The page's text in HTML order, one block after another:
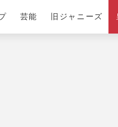
芸能 旧ジャニーズ